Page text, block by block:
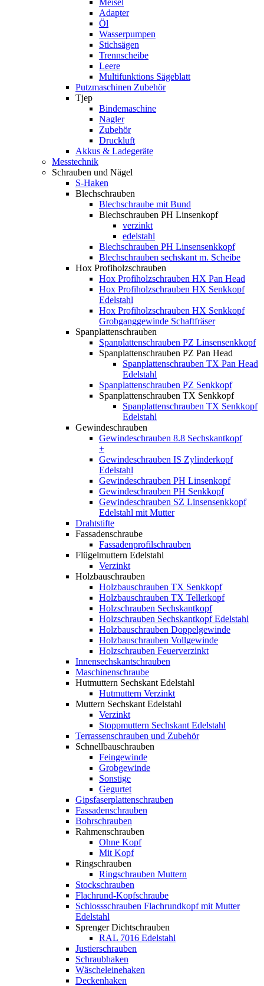
Meisel
Adapter
Öl
Wasserpumpen
Stichsägen
Trennscheibe
Leere
Multifunktions Sägeblatt
Putzmaschinen Zubehör
Tjep
Bindemaschine
Nagler
Zubehör
Druckluft
Akkus & Ladegeräte
Messtechnik
Schrauben und Nägel
S-Haken
Blechschrauben
Blechschraube mit Bund
Blechschrauben PH Linsenkopf
verzinkt
edelstahl
Blechschrauben PH Linsensenkkopf
Blechschrauben sechskant m. Scheibe
Hox Profiholzschrauben
Hox Profiholzschrauben HX Pan Head
Hox Profiholzschrauben HX Senkkopf
Edelstahl
Hox Profiholzschrauben HX Senkkopf
Grobganggewinde Schaftfräser
Spanplattenschrauben
Spanplattenschrauben PZ Linsensenkkopf
Spanplattenschrauben PZ Pan Head
Spanplattenschrauben TX Pan Head
Edelstahl
Spanplattenschrauben PZ Senkkopf
Spanplattenschrauben TX Senkkopf
Spanplattenschrauben TX Senkkopf
Edelstahl
Gewindeschrauben
Gewindeschrauben 8.8 Sechskantkopf
+
Gewindeschrauben IS Zylinderkopf
Edelstahl
Gewindeschrauben PH Linsenkopf
Gewindeschrauben PH Senkkopf
Gewindeschrauben SZ Linsensenkkopf
Edelstahl mit Mutter
Drahtstifte
Fassadenschraube
Fassadenprofilschrauben
Flügelmuttern Edelstahl
Verzinkt
Holzbauschrauben
Holzbauschrauben TX Senkkopf
Holzbauschrauben TX Tellerkopf
Holzschrauben Sechskantkopf
Holzschrauben Sechskantkopf Edelstahl
Holzbauschrauben Doppelgewinde
Holzbauschrauben Vollgewinde
Holzschrauben Feuerverzinkt
Innensechskantschrauben
Maschinenschraube
Hutmuttern Sechskant Edelstahl
Hutmuttern Verzinkt
Muttern Sechskant Edelstahl
Verzinkt
Stoppmuttern Sechskant Edelstahl
Terrassenschrauben und Zubehör
Schnellbauschrauben
Feingewinde
Grobgewinde
Sonstige
Gegurtet
Gipsfaserplattenschrauben
Fassadenschrauben
Bohrschrauben
Rahmenschrauben
Ohne Kopf
Mit Kopf
Ringschrauben
Ringschrauben Muttern
Stockschrauben
Flachrund-Kopfschraube
Schlossschrauben Flachrundkopf mit Mutter
Edelstahl
Sprenger Dichtschrauben
RAL 7016 Edelstahl
Justierschrauben
Schraubhaken
Wäscheleinehaken
Deckenhaken